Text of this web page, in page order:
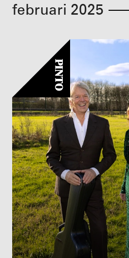
februari 2025